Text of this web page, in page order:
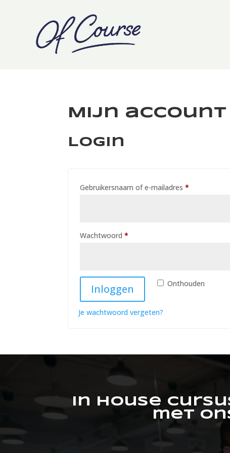
Mijn account
Login
Gebruikersnaam of e-mailadres*
Wachtwoord*
Onthouden
Inloggen
Je wachtwoord vergeten?
In house
met